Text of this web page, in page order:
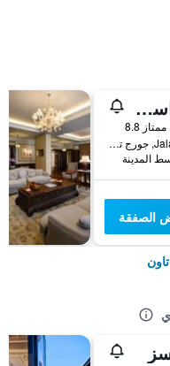
شانغريلا راسا سايانغ، بينانغ
ممتاز 8.8
Jalan Batu Feringgi, جورج تاون, ماليزيا
الصفقة